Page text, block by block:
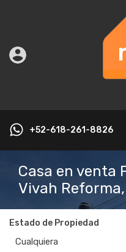
+52-618-261-8826
Casa en venta
Vivah
Estado de Propiedad
Cualquiera